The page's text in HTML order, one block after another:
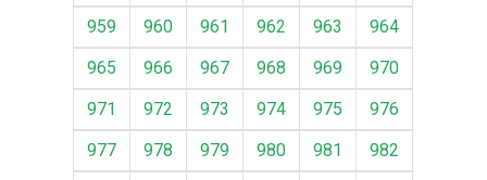
959
960 961 962 963
964
965
966 967 968 969
970
971
972 973 974 975
976
977
978 979 980 981
982